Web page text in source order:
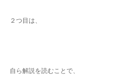
２つ目は、
自ら解説を読むことで、